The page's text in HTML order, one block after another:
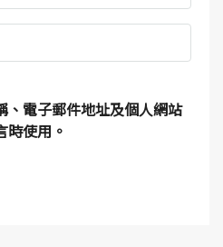
、電子郵件地址及個人網站
時使用。